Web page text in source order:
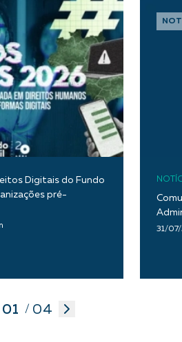
Digitais do Fundo
pré-
31/
01 / 04